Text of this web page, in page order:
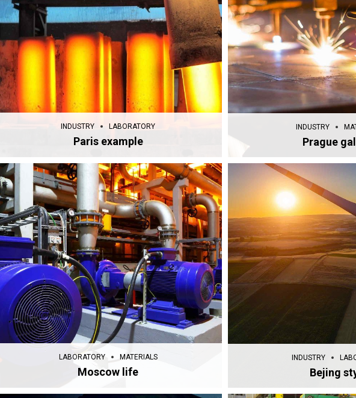
INDUSTRY LABORATORY
Paris example
INDUSTRY LABORATORY
Paris example
INDUSTRY
Prague
INDUSTRY
Prague
LABORATORY MATERIALS
Moscow life
LABORATORY MATERIALS
Moscow life
INDUSTRY
Bejing
INDUSTRY
Bejing